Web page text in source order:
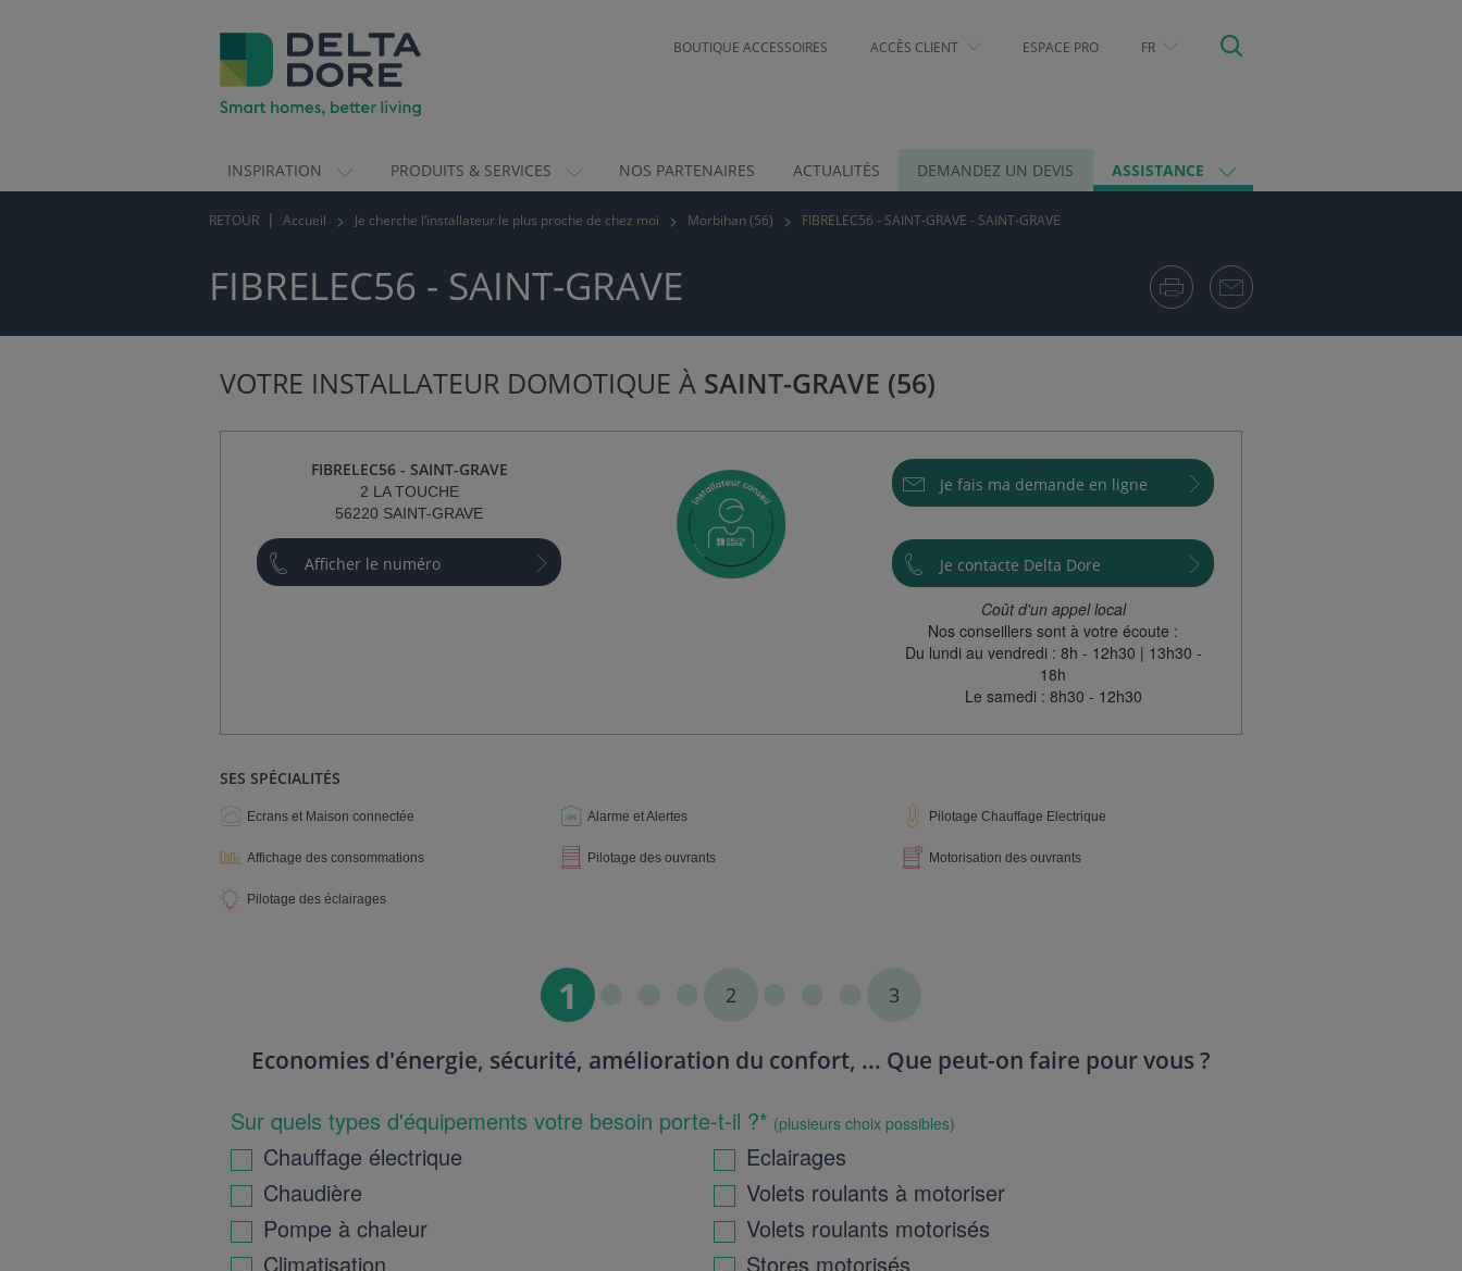
BOUTIQUE ACCESSOIRES ACCÈS CLIENT ESPACE PRO FR
INSPIRATION PRODUITS & SERVICES NOS PARTENAIRES ACTUALITÉS DEMANDEZ UN DEVIS ASSISTANCE
RETOUR Accueil Je cherche l’installateur le plus proche de chez moi Morbihan (56) FIBRELEC56 - SAINT-GRAVE - SAINT-GRAVE
FIBRELEC56 - SAINT-GRAVE
VOTRE INSTALLATEUR DOMOTIQUE À SAINT-GRAVE (56)
FIBRELEC56 - SAINT-GRAVE
2 LA TOUCHE
56220 SAINT-GRAVE
Afficher le numéro
Je fais ma demande en ligne
Je contacte Delta Dore
Coût d'un appel local
Nos conseillers sont à votre écoute :
Du lundi au vendredi : 8h - 12h30 | 13h30 -
18h
Le samedi : 8h30 - 12h30
SES SPÉCIALITÉS
Ecrans et Maison connectée Alarme et Alertes Pilotage Chauffage Electrique
Affichage des consommations Pilotage des ouvrants Motorisation des ouvrants
Pilotage des éclairages
1 2 3
Economies d'énergie, sécurité, amélioration du confort, ... Que peut-on faire pour vous ?
Sur quels types d'équipements votre besoin porte-t-il ?* (plusieurs choix possibles)
Chauffage électrique
Eclairages
Chaudière
Volets roulants à motoriser
Pompe à chaleur
Volets roulants motorisés
Climatisation
Stores motorisés